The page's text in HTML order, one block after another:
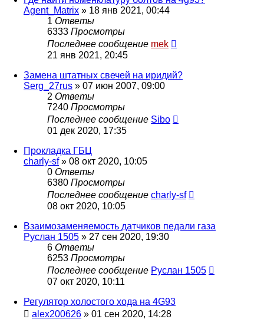
Agent_Matrix » 18 янв 2021, 00:44
1 Ответы
6333 Просмотры
Последнее сообщение mek
21 янв 2021, 20:45
Замена штатных свечей на иридий?
Serg_27rus » 07 июн 2007, 09:00
2 Ответы
7240 Просмотры
Последнее сообщение Sibo
01 дек 2020, 17:35
Прокладка ГБЦ
charly-sf» 08 окт 2020, 10:05
0 Ответы
6380 Просмотры
Последнее сообщение charly-sf
08 окт 2020, 10:05
Взаимозаменяемость датчиков педали газа
Руслан 1505 » 27 сен 2020, 19:30
6 Ответы
6253 Просмотры
Последнее сообщение Руслан 1505
07 окт 2020, 10:11
Регулятор холостого хода на 4G93
alex200626 » 01 сен 2020, 14:28